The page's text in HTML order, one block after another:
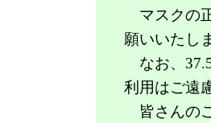
マスクの
願いいたし
なお、
利用はご遠
皆さんの